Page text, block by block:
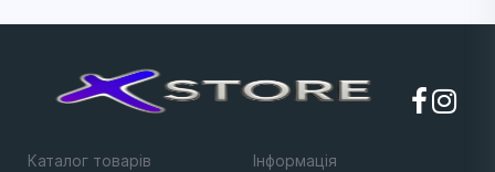
Orange
Крісло для геймерів Aula F010 Gaming
5499 ₴
Крісло для геймерів 1stPlayer S02 Black
Каталог товарів Iнформацiя